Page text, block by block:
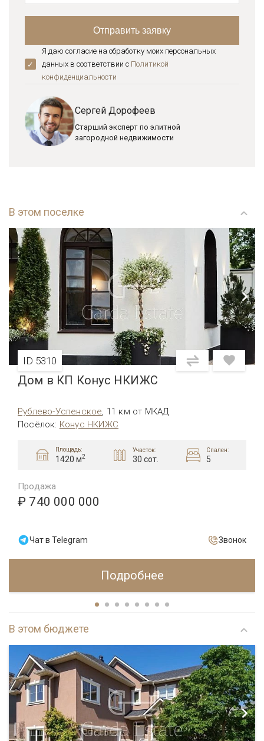
Я даю согласие на обработку моих персональных
данных в соответствии с Политикой
конфиденциальноcти
Сергей Дорофеев
Старший эксперт по элитной
загородной недвижимости
В этом поселке
ID 5310
Дом в КП Конус НКИЖС
Рублево-Успенское, 11 км от МКАД
Посёлок: Конус НКИЖС
Площадь:
1420 м2
Участок:
30 сот.
Спален:
5
Продажа
₽ 740 000 000
Чат в Telegram Звонок
Подробнее
В этом бюджете